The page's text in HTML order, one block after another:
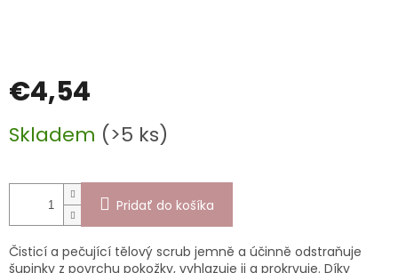
€4,54
cena:
Skladem (>5 ks)
Pridať do košíka
Čisticí a pečující tělový scrub jemně a účinně odstraňuje
šupinky z povrchu pokožky, vyhlazuje ji a prokrvuje. Díky